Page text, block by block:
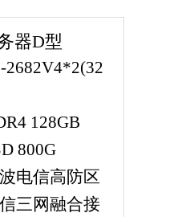
器D型
2682V4*2(32
128GB
800G
电信高防区
三网融合接